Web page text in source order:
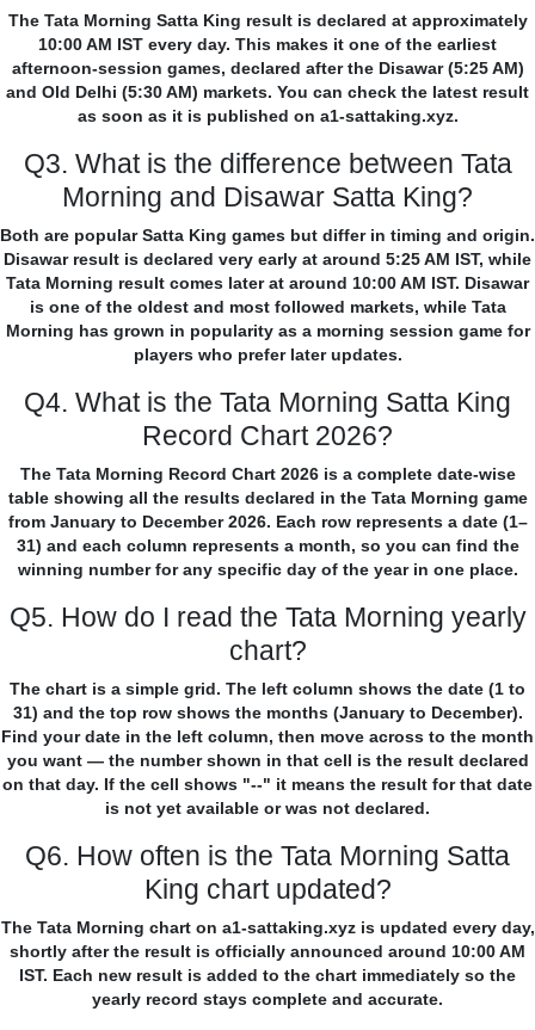
The Tata Morning Satta King result is declared at approximately
10:00 AM IST every day. This makes it one of the earliest
afternoon-session games, declared after the Disawar (5:25 AM)
and Old Delhi (5:30 AM) markets. You can check the latest result
as soon as it is published on a1-sattaking.xyz.
Q3. What is the difference between Tata
Morning and Disawar Satta King?
Both are popular Satta King games but differ in timing and origin.
Disawar result is declared very early at around 5:25 AM IST, while
Tata Morning result comes later at around 10:00 AM IST. Disawar
is one of the oldest and most followed markets, while Tata
Morning has grown in popularity as a morning session game for
players who prefer later updates.
Q4. What is the Tata Morning Satta King
Record Chart 2026?
The Tata Morning Record Chart 2026 is a complete date-wise
table showing all the results declared in the Tata Morning game
from January to December 2026. Each row represents a date (1–
31) and each column represents a month, so you can find the
winning number for any specific day of the year in one place.
Q5. How do I read the Tata Morning yearly
chart?
The chart is a simple grid. The left column shows the date (1 to
31) and the top row shows the months (January to December).
Find your date in the left column, then move across to the month
you want — the number shown in that cell is the result declared
on that day. If the cell shows "--" it means the result for that date
is not yet available or was not declared.
Q6. How often is the Tata Morning Satta
King chart updated?
The Tata Morning chart on a1-sattaking.xyz is updated every day,
shortly after the result is officially announced around 10:00 AM
IST. Each new result is added to the chart immediately so the
yearly record stays complete and accurate.